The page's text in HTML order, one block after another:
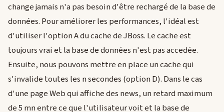
change jamais n'a pas besoin d'être rechargé de la base de
données. Pour améliorer les performances, l'idéal est
d'utiliser l'option A du cache de JBoss. Le cache est
toujours vrai et la base de données n'est pas accedée.
Ensuite, nous pouvons mettre en place un cache qui
s'invalide toutes les n secondes (option D). Dans le cas
d'une page Web qui affiche des news, un retard maximum
de 5 mn entre ce que l'utilisateur voit et la base de